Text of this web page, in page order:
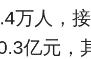
万人，
亿元，